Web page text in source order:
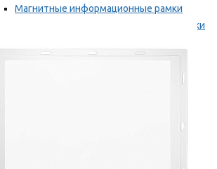
Магнитные информационные рамки
Самоклеящиеся информационные рамки